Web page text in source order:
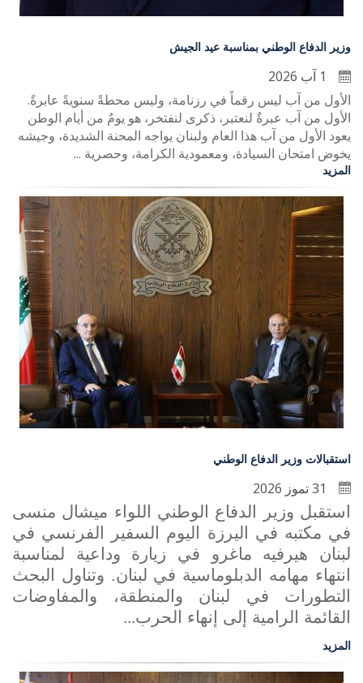
وزير الدفاع الوطني بمناسبة عيد الجيش
الأول من آب ليس رقماً في رزنامة، وليس محطةً سنويةً عابرةً.
الأول من آب عبرةٌ لنعتبر، ذكرى لنفتخر، هو يومٌ من أيام الوطن
يعود الأول من آب هذا العام ولبنان يواجه المحنة الشديدة، وجيشه
يخوض امتحان السيادة، ومعمودية الكرامة، وحصرية ...
المزيد
استقبالات وزير الدفاع الوطني
استقبل وزير الدفاع الوطني اللواء ميشال منسى
في مكتبه في اليرزة اليوم السفير الفرنسي في
لبنان هيرفيه ماغرو في زيارة وداعية لمناسبة
انتهاء مهامه الدبلوماسية في لبنان. وتناول البحث
التطورات في لبنان والمنطقة، والمفاوضات
القائمة الرامية إلى إنهاء الحرب...
المزيد